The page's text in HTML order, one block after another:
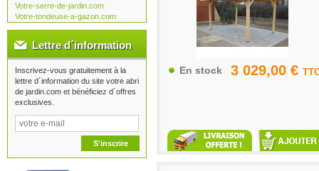
Votre-serre-de-jardin.com
Votre-tondeuse-a-gazon.com
Lettre d´information
Inscrivez-vous gratuitement à la
lettre d´information du site votre abri
de jardin.com et bénéficiez d´offres
exclusives.
3 029,00 €
En stock